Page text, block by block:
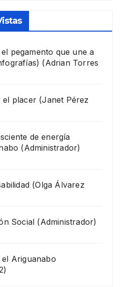
pegamento que une a
(Adrian Torres
el placer (Janet Pérez
de energía
(Administrador)
(Olga Álvarez
Social (Administrador)
Ariguanabo